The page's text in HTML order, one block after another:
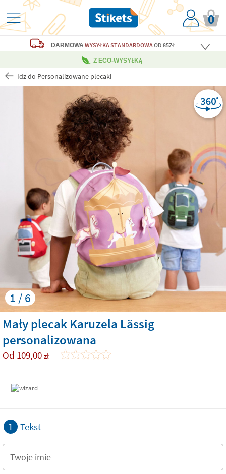
0
DARMOWA WYSYŁKA STANDARDOWAOD 85ZŁ
Z ECO-WYSYŁKĄ
Idz do Personalizowane plecaki
1 / 6
Mały plecak Karuzela Lässig
personalizowana
Od 109,00 zł
1 Tekst